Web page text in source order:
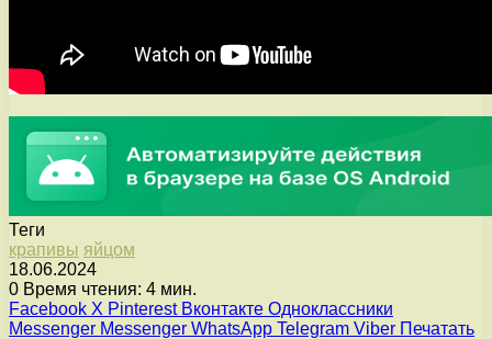
Теги
крапивы яйцом
18.06.2024
0 Время чтения: 4 мин.
Facebook X Pinterest Вконтакте Одноклассники
Messenger Messenger WhatsApp Telegram Viber Печатать